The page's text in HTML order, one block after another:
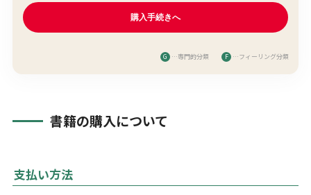
G …専門的分類 F …フィーリング分類
書籍の購入について
支払い方法